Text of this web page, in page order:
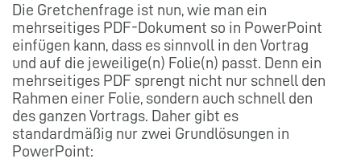
Die Gretchenfrage ist nun, wie man ein
mehrseitiges PDF-Dokument so in PowerPoint
einfügen kann, dass es sinnvoll in den Vortrag
und auf die jeweilige(n) Folie(n) passt. Denn ein
mehrseitiges PDF sprengt nicht nur schnell den
Rahmen einer Folie, sondern auch schnell den
des ganzen Vortrags. Daher gibt es
standardmäßig nur zwei Grundlösungen in
PowerPoint: